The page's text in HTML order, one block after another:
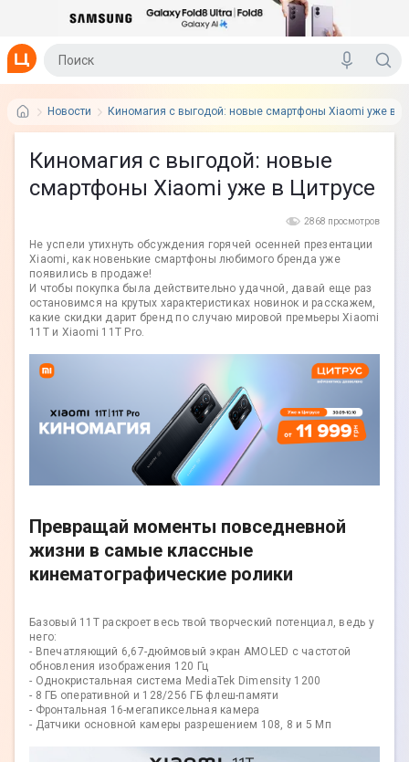
Новости Киномагия с выгодой: новые смартфоны Xiaomi уже в
Киномагия с выгодой: новые
смартфоны Xiaomi уже в Цитрусе
2868 просмотров
Не успели утихнуть обсуждения горячей осенней презентации
Xiaomi, как новенькие смартфоны любимого бренда уже
появились в продаже!
И чтобы покупка была действительно удачной, давай еще раз
остановимся на крутых характеристиках новинок и расскажем,
какие скидки дарит бренд по случаю мировой премьеры Xiaomi
11T и Xiaomi 11T Pro.
Превращай моменты повседневной
жизни в самые классные
кинематографические ролики
Базовый 11T раскроет весь твой творческий потенциал, ведь у
него:
- Впечатляющий 6,67-дюймовый экран AMOLED с частотой
обновления изображения 120 Гц
- Однокристальная система MediaTek Dimensity 1200
- 8 ГБ оперативной и 128/256 ГБ флеш-памяти
- Фронтальная 16-мегапиксельная камера
- Датчики основной камеры разрешением 108, 8 и 5 Мп